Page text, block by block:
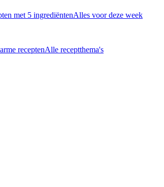
met 5 ingrediëntenAlles voor deze week
receptenAlle receptthema's